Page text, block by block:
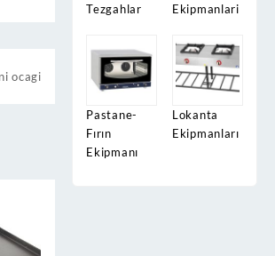
ocagi
Tezgahlar
Ekipmanlari
Pastane-
Fırın
Ekipmanı
Lokanta
Ekipmanları